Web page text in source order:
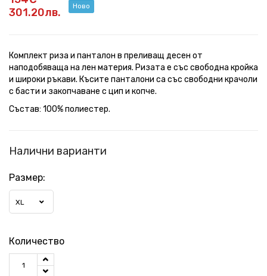
301.20лв.
Ново
Комплект риза и панталон в преливащ десен от
наподобяваща на лен материя. Ризата е със свободна кройка
и широки ръкави. Късите панталони са със свободни крачоли
с басти и закопчаване с цип и копче.
Състав: 100% полиестер.
Налични варианти
Размер:
XL
Количество